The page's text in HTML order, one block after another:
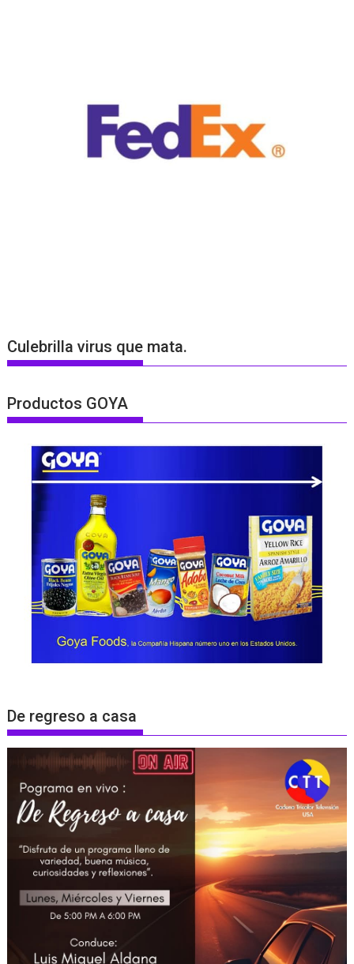
Culebrilla virus que mata.
Productos GOYA
De regreso a casa